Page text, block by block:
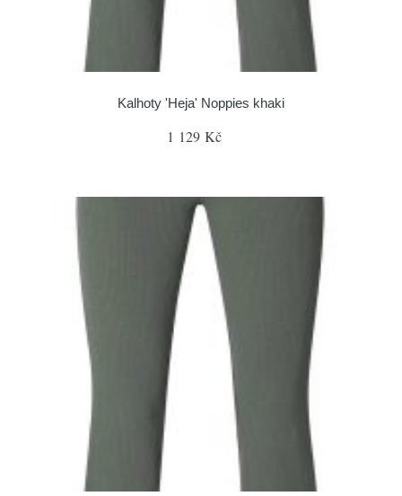
Kalhoty 'Heja' Noppies khaki
1 129 Kč